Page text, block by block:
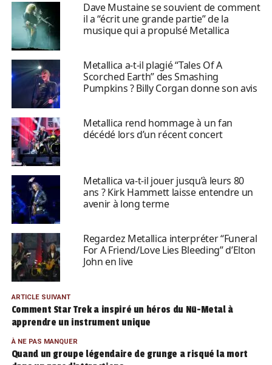
Dave Mustaine se souvient de comment
il a “écrit une grande partie” de la
musique qui a propulsé Metallica
Metallica a-t-il plagié “Tales Of A
Scorched Earth” des Smashing
Pumpkins ? Billy Corgan donne son avis
Metallica rend hommage à un fan
décédé lors d’un récent concert
Metallica va-t-il jouer jusqu’à leurs 80
ans ? Kirk Hammett laisse entendre un
avenir à long terme
Regardez Metallica interpréter “Funeral
For A Friend/Love Lies Bleeding” d’Elton
John en live
ARTICLE SUIVANT
Comment Star Trek a inspiré un héros du Nü-Metal à
apprendre un instrument unique
À NE PAS MANQUER
Quand un groupe légendaire de grunge a risqué la mort